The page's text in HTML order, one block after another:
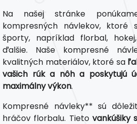
Na našej stránke
kompresných návlekov, ktoré
športy, napríklad florbal,
ďalšie. Naše kompresné
kvalitných materiálov, ktoré sa
vašich rúk a nôh a poskytujú
maximálny výkon.
Kompresné návleky** sú
hráčov florbalu. Tieto vankúšiky